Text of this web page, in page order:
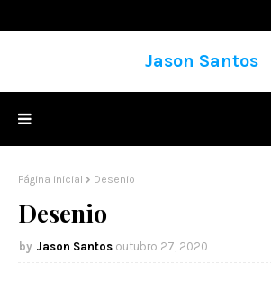
Jason Santos
Página inicial Desenio
Desenio
Jason Santos outubro 27, 2020